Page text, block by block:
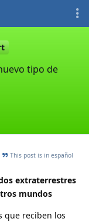
tipo de
This post is in español
extraterrestres
mundos
que reciben los